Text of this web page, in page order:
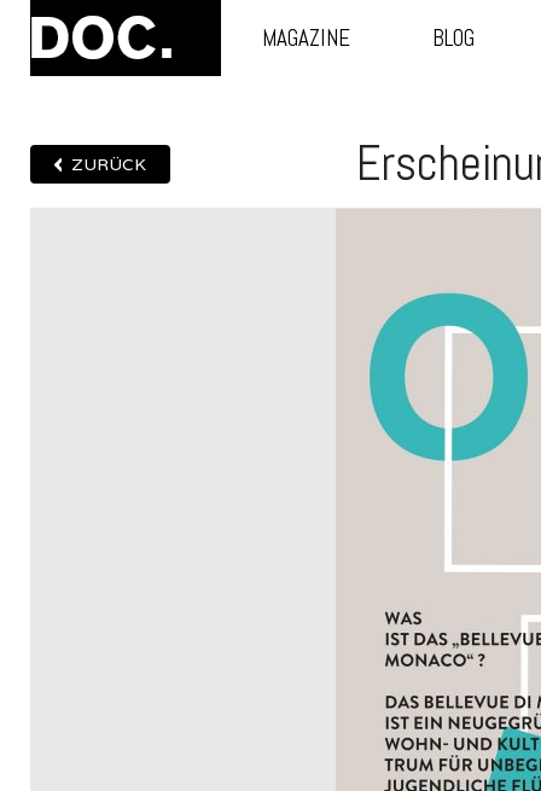
MAGAZINE BLOG
ZURÜCK